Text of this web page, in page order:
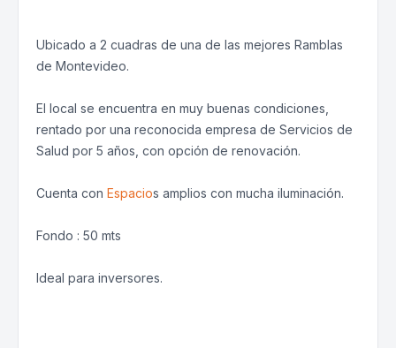
Ubicado a 2 cuadras de una de las mejores Ramblas
de Montevideo.
El local se encuentra en muy buenas condiciones,
rentado por una reconocida empresa de Servicios de
Salud por 5 años, con opción de renovación.
Cuenta con Espacios amplios con mucha iluminación.
Fondo : 50 mts
Ideal para inversores.